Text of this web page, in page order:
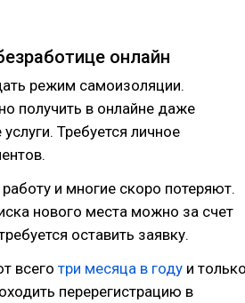
онлайн
режим самоизоляции.
получить в онлайне даже
Требуется личное
и многие скоро потеряют.
нового места можно за счет
оставить заявку.
всего три месяца в году и
перерегистрацию в